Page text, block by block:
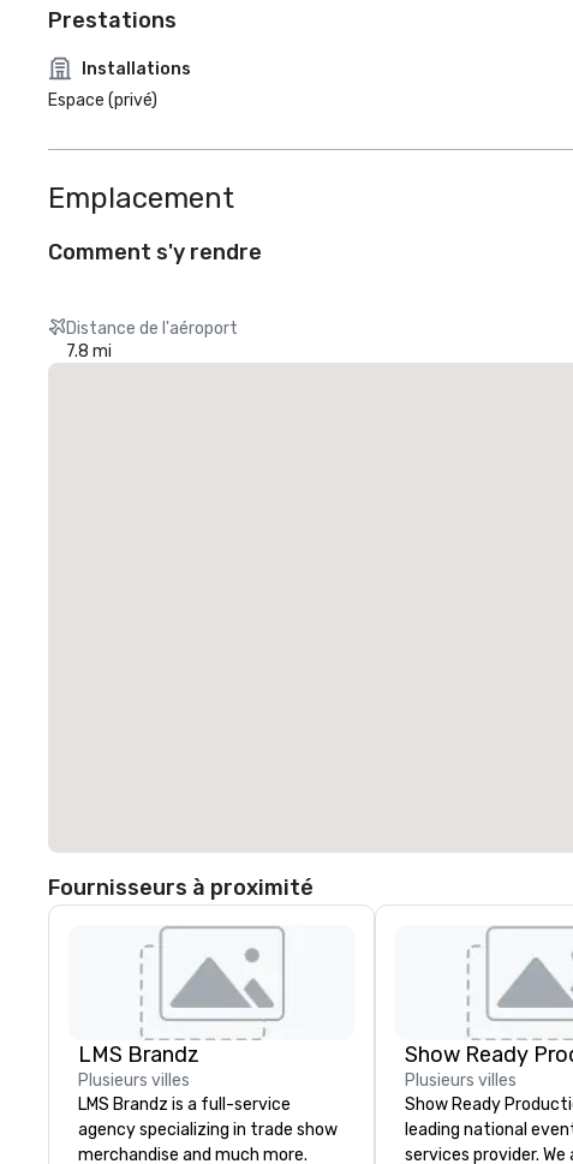
Prestations
Installations
Espace (privé)
Emplacement
Comment s'y rendre
Distance de l'aéroport
7.8 mi
Fournisseurs à proximité
LMS Brandz
Plusieurs villes
LMS Brandz is a full-service
agency specializing in trade show
merchandise and much more.
Show Ready
Plusieurs villes
Show Ready
leading national
services provider. We